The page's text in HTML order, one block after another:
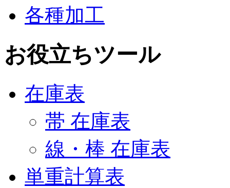
各種加工
お役立ちツール
在庫表
帯 在庫表
線・棒 在庫表
単重計算表